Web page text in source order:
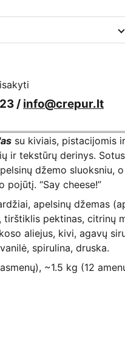
/ info@crepur.lt
su kiviais, pistacijomis
ir tekstūrų derinys.
džemo sluoksniu,
pojūtį. “Say cheese!”
apelsinų džemas
tirštiklis pektinas, citrinų
aliejus, kivi, agavų
spirulina, druska.
~1.5 kg (12